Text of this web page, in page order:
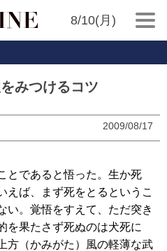
8/10(月)
みつけるコツ
2009/08/17
とであると悟った。生か死
えば、まず死をとるというこ
い。覚悟をすえて、ただ突き
を果たさず死ぬのは犬死に
方（かみがた）風の軽薄な武